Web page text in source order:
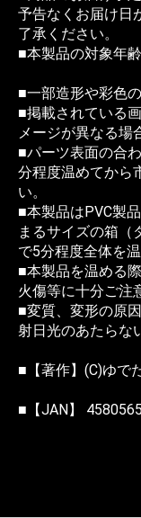
予告なくお届け日
了承ください。
■本製品の対象年
■一部造形や彩色
■掲載されている
メージが異なる場
■パーツ表面の合
分程度温めてから
い。
■本製品はPVC製
まるサイズの箱（
で5分程度全体を温
■本製品を温める
火傷等に十分ご注
■変質、変形の原
射日光のあたらな
■【著作】(C)ゆで
■【JAN】